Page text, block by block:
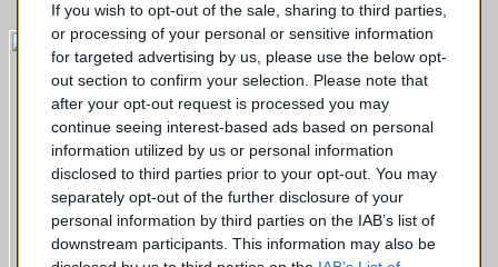
If you wish to opt-out of the sale, sharing to third parties,
or processing of your personal or sensitive information
for targeted advertising by us, please use the below opt-
out section to confirm your selection. Please note that
after your opt-out request is processed you may
continue seeing interest-based ads based on personal
information utilized by us or personal information
disclosed to third parties prior to your opt-out. You may
separately opt-out of the further disclosure of your
personal information by third parties on the IAB’s list of
downstream participants. This information may also be